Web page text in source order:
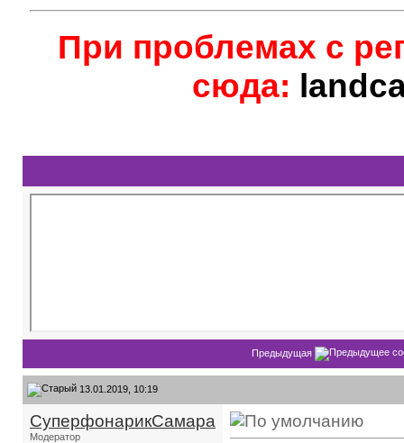
При проблемах с
сюда:
Предыдущая
13.01.2019, 10:19
СуперфонарикСамара
Модератор